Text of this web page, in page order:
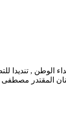
الوطن , تنديدا
المقتدر